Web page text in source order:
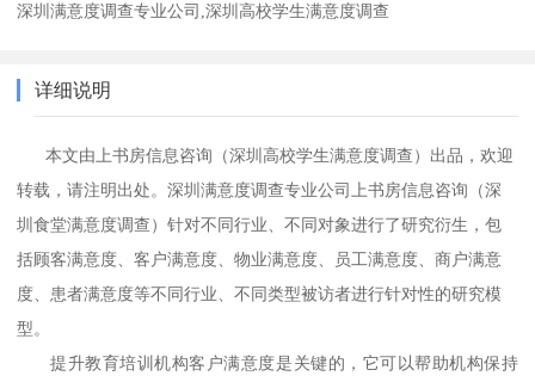
深圳满意度调查专业公司,深圳高校学生满意度调查
详细说明
本文由上书房信息咨询（深圳高校学生满意度调查）出品，欢迎
转载，请注明出处。深圳满意度调查专业公司上书房信息咨询 （深
圳食堂满意度调查）针对不同行业、不同对象进行了研究衍生，包
括顾客满意度、客户满意度、物业满意度、员工满意度、商户满意
度、患者满意度等不同行业、不同类型被访者进行针对性的研究模
型。
提升教育培训机构客户满意度是关键的，它可以帮助机构保持